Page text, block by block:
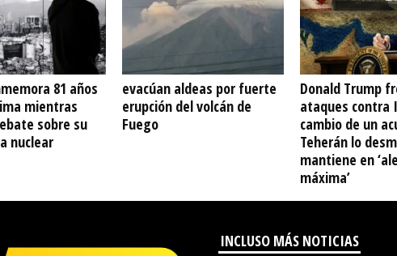
81 años
mientras
sobre su
nuclear
evacúan aldeas por fuerte
erupción del volcán de
Fuego
Donald Trump
ataques contra
cambio de un
Teherán lo
mantiene en
máxima’
INCLUSO MÁS NOTICIAS